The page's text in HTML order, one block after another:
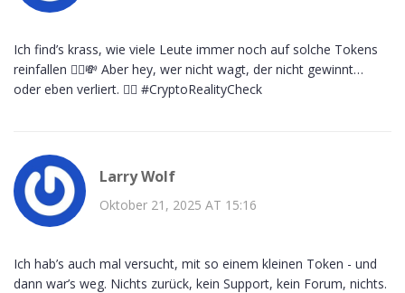
Ich find’s krass, wie viele Leute immer noch auf solche Tokens
reinfallen 🤦‍♀️💸 Aber hey, wer nicht wagt, der nicht gewinnt…
oder eben verliert. 🤷‍♀️ #CryptoRealityCheck
Larry Wolf
Oktober 21, 2025 AT 15:16
Ich hab’s auch mal versucht, mit so einem kleinen Token - und
dann war’s weg. Nichts zurück, kein Support, kein Forum, nichts.